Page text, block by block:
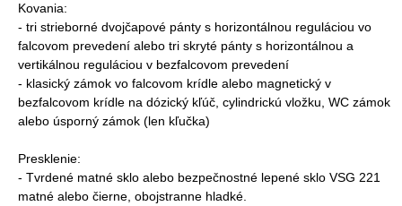
Kovania:
- tri strieborné dvojčapové pánty s horizontálnou reguláciou vo
falcovom prevedení alebo tri skryté pánty s horizontálnou a
vertikálnou reguláciou v bezfalcovom prevedení
- klasický zámok vo falcovom krídle alebo magnetický v
bezfalcovom krídle na dózický kľúč, cylindrickú vložku, WC zámok
alebo úsporný zámok (len kľučka)
Presklenie:
- Tvrdené matné sklo alebo bezpečnostné lepené sklo VSG 221
matné alebo čierne, obojstranne hladké.